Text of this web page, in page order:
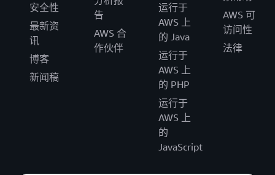
安全性
最新资
讯
博客
新闻稿
告
AWS 合
作伙伴
运行于
AWS 上
的 Java
运行于
AWS 上
的 PHP
运行于
AWS 上
的
JavaScript
AWS 可
访问性
法律